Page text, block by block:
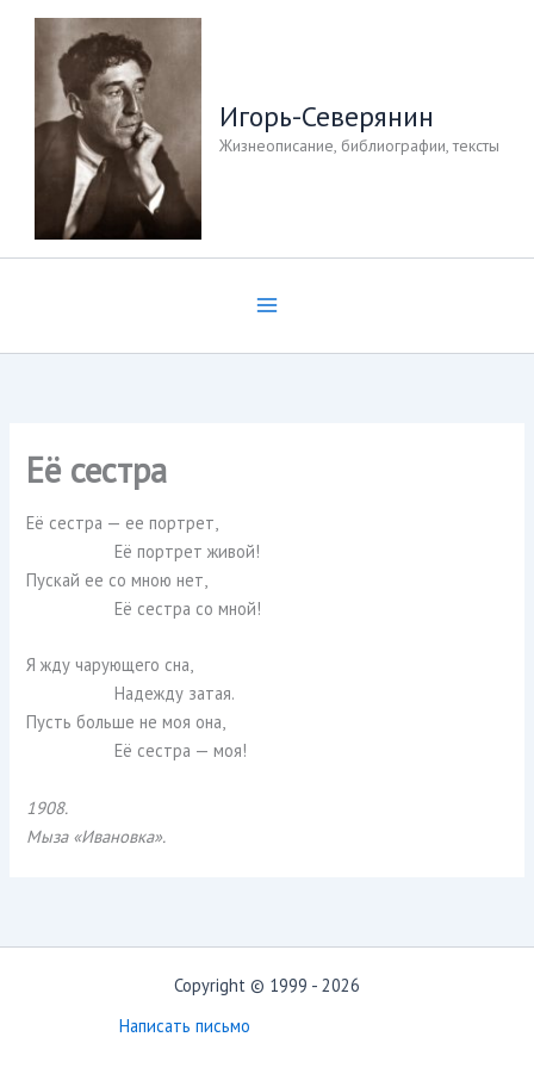
Перейти
содержимому
Игорь-Северянин
Жизнеописание, библиографии, тексты
Её сестра
Её сестра — ее портрет,
Её портрет живой!
Пускай ее со мною нет,
Её сестра со мной!
Я жду чарующего сна,
Надежду затая.
Пусть больше не моя она,
Её сестра — моя!
1908.
Мыза «Ивановка».
Copyright © 1999 - 2026
Написать письмо